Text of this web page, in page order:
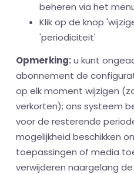
beheren via het
Klik op de knop
'periodiciteit'
Opmerking:u kunt
abonnement de
op elk moment wijzigen
verkorten); ons systeem
voor de resterende
mogelijkheid beschikken
toepassingen of media
verwijderen naargelang